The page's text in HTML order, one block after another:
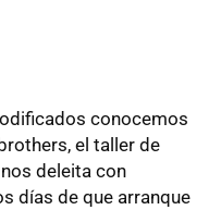
conocemos
el taller de
deleita con
días de que arranque